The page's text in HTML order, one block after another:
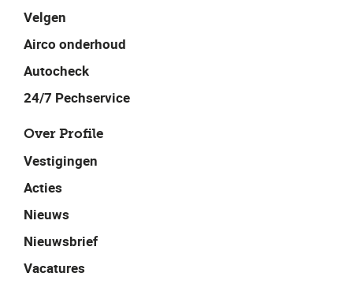
Velgen
Airco onderhoud
Autocheck
24/7 Pechservice
Over Profile
Vestigingen
Acties
Nieuws
Nieuwsbrief
Vacatures